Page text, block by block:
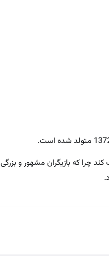
چرا که بازیگران مشهور و بزرگی